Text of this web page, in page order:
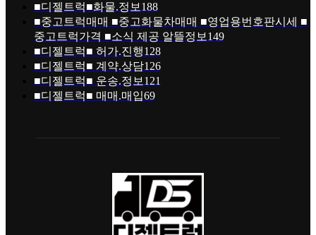
■디젤트럭■화물.정보 188
■중고트럭매매 ■중고화물차매매 ■영업용번호판시세 ■
중고트럭가격 ■소식 제공 알뜰정보 149
■디젤트럭■ 허가.진행128
■디젤트럭■ 계약.상담126
■디젤트럭■ 운송.정보 121
■디젤트럭■ 매매.매입69